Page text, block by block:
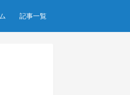
記事一覧